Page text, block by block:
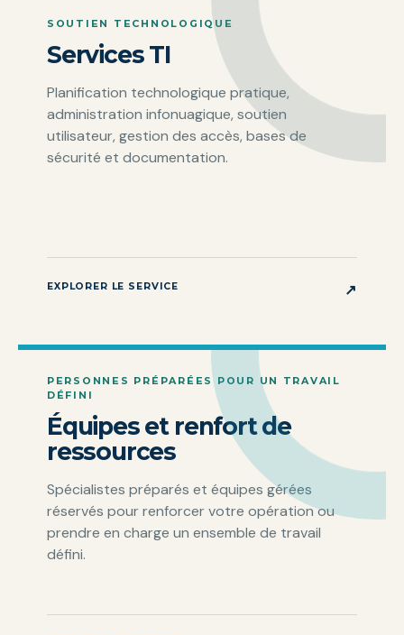
SOUTIEN TECHNOLOGIQUE
Services TI
Planification technologique pratique,
administration infonuagique, soutien
utilisateur, gestion des accès, bases de
sécurité et documentation.
EXPLORER LE SERVICE ↗
PERSONNES PRÉPARÉES POUR UN TRAVAIL
DÉFINI
Équipes et renfort de
ressources
Spécialistes préparés et équipes gérées
réservés pour renforcer votre opération ou
prendre en charge un ensemble de travail
défini.